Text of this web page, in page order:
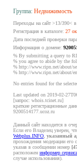
Группа: Недвижимость
Переходы на сайт >13/390< в
Регистрация в каталоге: 27
Дата последней проверки
Информация о домене:
% By submitting a query to
% you agree to abide by the
% http://www.ripn.net/about/
% http://www.ripn.net/about/
No entries found for the
Last updated on 2019-02-
[запрос: whois.tcinet.ru]
краткие регистрационные
9200514177.ucoz.ru
Данный сайт находится в
Если его Владелец уверен,
Webplus.INFO указанный
прохождения модерации его
указав в сообщении номер
расположен информер
случае использования).